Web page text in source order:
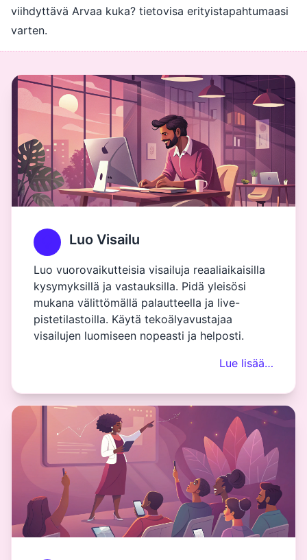
viihdyttävä Arvaa kuka? tietovisa erityistapahtumaasi
varten.
Luo Visailu
Luo vuorovaikutteisia visailuja reaaliaikaisilla
kysymyksillä ja vastauksilla. Pidä yleisösi
mukana välittömällä palautteella ja live-
pistetilastoilla. Käytä tekoälyavustajaa
visailujen luomiseen nopeasti ja helposti.
Lue lisää…